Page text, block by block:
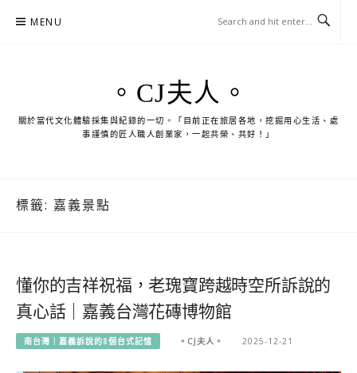
MENU
。CJ夫人。
關於當代文化體驗採集與紀錄的一切。「目前正在旅居各地，挖掘用心生活、處
事謹慎的匠人職人創業家，一起共榮、共好！」
標籤: 嘉義景點
懂你的吉祥祝福，老瑰寶跨越時空所訴說的
真心話｜嘉義台灣花磚博物館
南台灣｜嘉義訴說的8個台式記憶 。CJ夫人。 2025-12-21